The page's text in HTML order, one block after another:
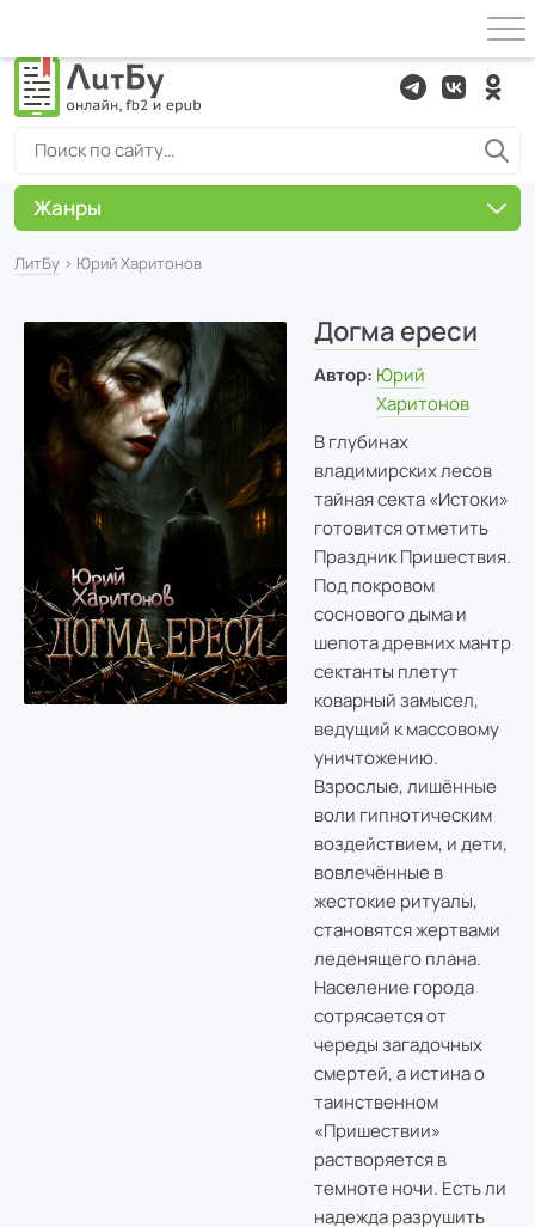
ЛитБу › Юрий Харитонов
Догма ереси
Автор: Юрий
Харитонов
В глубинах
владимирских лесов
тайная секта «Истоки»
готовится отметить
Праздник Пришествия.
Под покровом
соснового дыма и
шепота древних мантр
сектанты плетут
коварный замысел,
ведущий к массовому
уничтожению.
Взрослые, лишённые
воли гипнотическим
воздействием, и дети,
вовлечённые в
жестокие ритуалы,
становятся жертвами
леденящего плана.
Население города
сотрясается от
череды загадочных
смертей, а истина о
таинственном
«Пришествии»
растворяется в
темноте ночи. Есть ли
надежда разрушить
Жанры